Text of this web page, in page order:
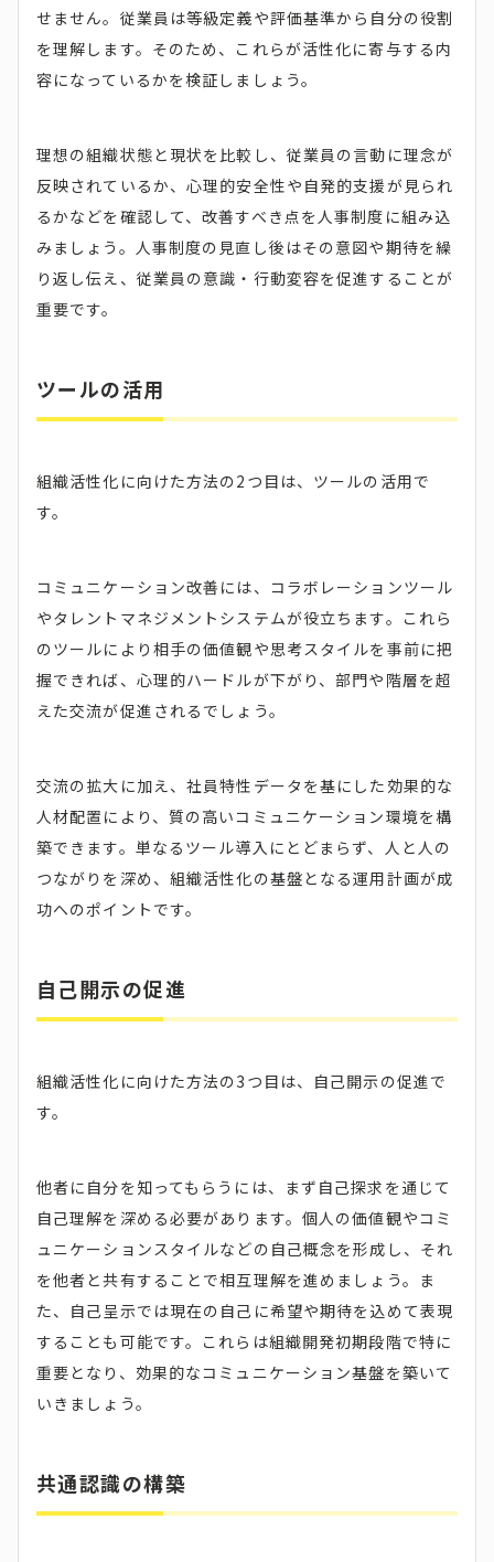
せません。従業員は等級定義や評価基準から自分の役割
を理解します。そのため、これらが活性化に寄与する内
容になっているかを検証しましょう。
理想の組織状態と現状を比較し、従業員の言動に理念が
反映されているか、心理的安全性や自発的支援が見られ
るかなどを確認して、改善すべき点を人事制度に組み込
みましょう。人事制度の見直し後はその意図や期待を繰
り返し伝え、従業員の意識・行動変容を促進することが
重要です。
ツールの活用
組織活性化に向けた方法の2つ目は、ツールの活用で
す。
コミュニケーション改善には、コラボレーションツール
やタレントマネジメントシステムが役立ちます。これら
のツールにより相手の価値観や思考スタイルを事前に把
握できれば、心理的ハードルが下がり、部門や階層を超
えた交流が促進されるでしょう。
交流の拡大に加え、社員特性データを基にした効果的な
人材配置により、質の高いコミュニケーション環境を構
築できます。単なるツール導入にとどまらず、人と人の
つながりを深め、組織活性化の基盤となる運用計画が成
功へのポイントです。
自己開示の促進
組織活性化に向けた方法の3つ目は、自己開示の促進で
す。
他者に自分を知ってもらうには、まず自己探求を通じて
自己理解を深める必要があります。個人の価値観やコミ
ュニケーションスタイルなどの自己概念を形成し、それ
を他者と共有することで相互理解を進めましょう。ま
た、自己呈示では現在の自己に希望や期待を込めて表現
することも可能です。これらは組織開発初期段階で特に
重要となり、効果的なコミュニケーション基盤を築いて
いきましょう。
共通認識の構築